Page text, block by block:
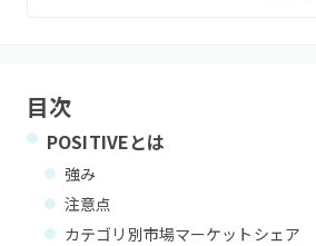
目次
POSITIVEとは
強み
注意点
カテゴリ別市場マーケットシェア